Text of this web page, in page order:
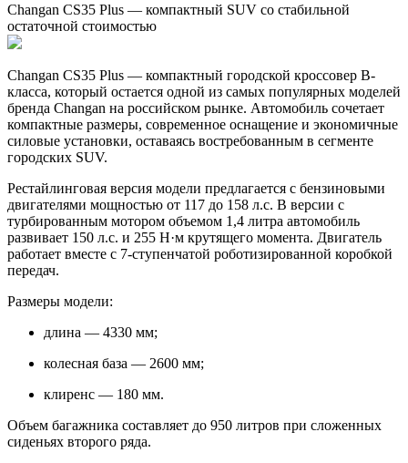
Changan CS35 Plus — компактный SUV со стабильной
остаточной стоимостью
Changan CS35 Plus — компактный городской кроссовер B-
класса, который остается одной из самых популярных моделей
бренда Changan на российском рынке. Автомобиль сочетает
компактные размеры, современное оснащение и экономичные
силовые установки, оставаясь востребованным в сегменте
городских SUV.
Рестайлинговая версия модели предлагается с бензиновыми
двигателями мощностью от 117 до 158 л.с. В версии с
турбированным мотором объемом 1,4 литра автомобиль
развивает 150 л.с. и 255 Н·м крутящего момента. Двигатель
работает вместе с 7-ступенчатой роботизированной коробкой
передач.
Размеры модели:
длина — 4330 мм;
колесная база — 2600 мм;
клиренс — 180 мм.
Объем багажника составляет до 950 литров при сложенных
сиденьях второго ряда.